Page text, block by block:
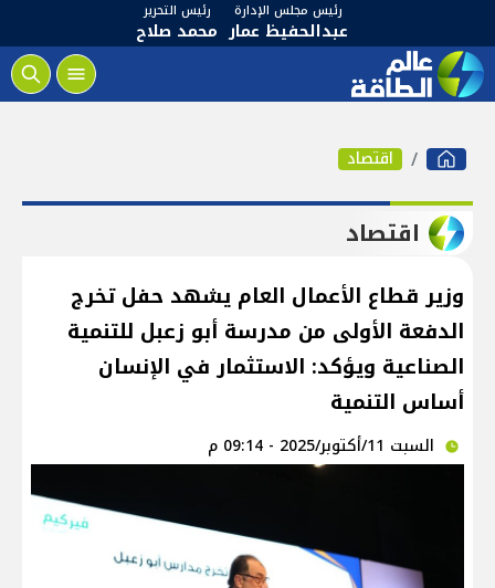
رئيس مجلس الإدارة
عبدالحفيظ عمار
رئيس التحرير
محمد صلاح
اقتصاد
اقتصاد
وزير قطاع الأعمال العام يشهد حفل تخرج
الدفعة الأولى من مدرسة أبو زعبل للتنمية
الصناعية ويؤكد: الاستثمار في الإنسان
أساس التنمية
السبت 11/أكتوبر/2025 - 09:14 م